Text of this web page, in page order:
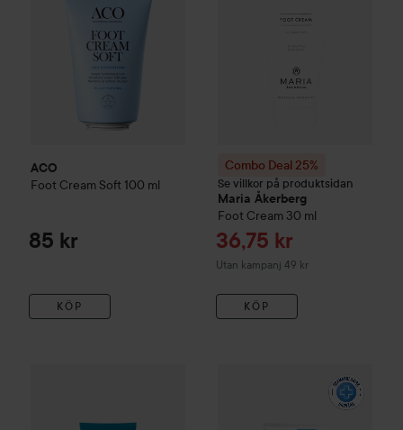
ACO
Foot Cream Soft 100 ml
85 kr
KÖP
Combo Deal 25%
Se villkor på produktsidan
Maria Åkerberg
Foot Cream 30 ml
Reapris
36,75 kr
Utan kampanj 49 kr
KÖP
Rekommenderat pris 89 kr
SA Renewing Foot